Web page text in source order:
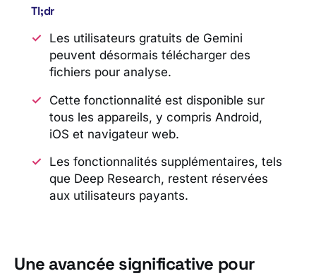
Tl;dr
Les utilisateurs gratuits de Gemini
peuvent désormais télécharger des
fichiers pour analyse.
Cette fonctionnalité est disponible sur
tous les appareils, y compris Android,
iOS et navigateur web.
Les fonctionnalités supplémentaires, tels
que Deep Research, restent réservées
aux utilisateurs payants.
Une avancée significative pour